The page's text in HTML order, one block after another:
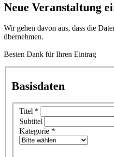
Neue Veranstaltung
Wir gehen davon aus, dass die
übernehmen.
Besten Dank für Ihren Eintrag
Basisdaten
Titel *
Subtitel
Kategorie *